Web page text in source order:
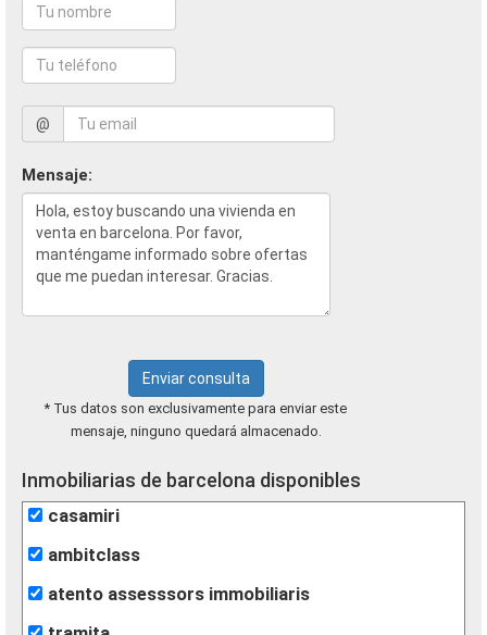
@
Mensaje:
Enviar consulta
* Tus datos son exclusivamente para enviar este
mensaje, ninguno quedará almacenado.
Inmobiliarias de barcelona disponibles
casamiri
ambitclass
atento assesssors immobiliaris